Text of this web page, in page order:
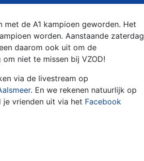
met de A1 kampioen geworden. Het
worden. Aanstaande zaterdag
daarom ook uit om de
niet te missen bij VZOD!
via de livestream op
. En we rekenen natuurlijk op
vrienden uit via het Facebook